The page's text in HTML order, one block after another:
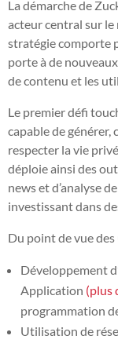
La démarche de
acteur central sur le
stratégie comporte
porte à de
de contenu et les
Le premier défi
capable de
respecter la vie
déploie ainsi des
news et d’analyse
investissant dans
Du point de vue
Développement
Application (plus
programmation
Utilisation de